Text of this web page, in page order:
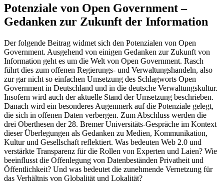
Potenziale von Open Government –
Gedanken zur Zukunft der Information
Der folgende Beitrag widmet sich den Potenzialen von Open
Government. Ausgehend von einigen Gedanken zur Zukunft von
Information geht es um die Welt von Open Government. Rasch
führt dies zum offenen Regierungs- und Verwaltungshandeln, also
zur gar nicht so einfachen Umsetzung des Schlagworts Open
Government in Deutschland und in die deutsche Verwaltungskultur.
Insofern wird auch der aktuelle Stand der Umsetzung beschrieben.
Danach wird ein besonderes Augenmerk auf die Potenziale gelegt,
die sich in offenen Daten verbergen. Zum Abschluss werden die
drei Oberthesen der 28. Bremer Universitäts-Gespräche im Kontext
dieser Überlegungen als Gedanken zu Medien, Kommunikation,
Kultur und Gesellschaft reflektiert. Was bedeuten Web 2.0 und
verstärkte Transparenz für die Rollen von Experten und Laien? Wie
beeinflusst die Offenlegung von Datenbeständen Privatheit und
Öffentlichkeit? Und was bedeutet die zunehmende Vernetzung für
das Verhältnis von Globalität und Lokalität?